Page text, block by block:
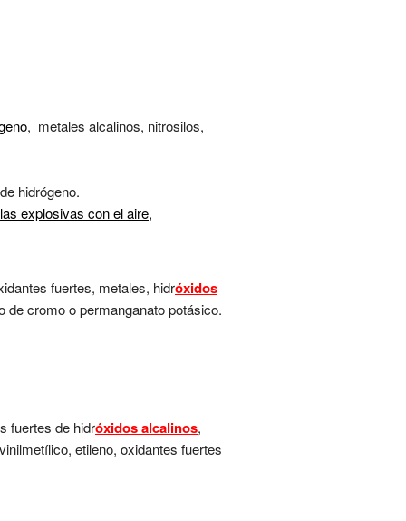
, metales alcalinos, nitrosilos,
hidrógeno.
explosivas con el aire,
fuertes, metales, hidróxidos
de cromo o permanganato potásico.
fuertes de hidróxidos alcalinos,
etileno, oxidantes fuertes